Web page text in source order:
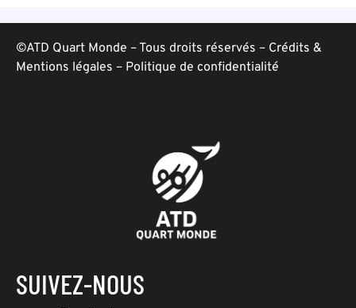
©ATD Quart Monde – Tous droits réservés – Crédits &
Mentions légales – Politique de confidentialité
SUIVEZ-NOUS